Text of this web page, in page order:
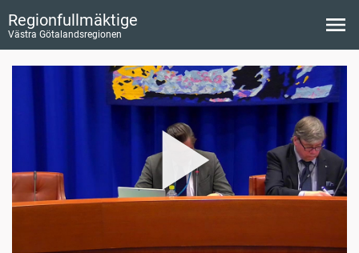
Regionfullmäktige
Västra Götalandsregionen